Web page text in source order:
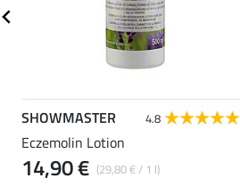
SHOWMASTER 4.8
Eczemolin Lotion
(29,80 € / 1 l)
14,90 €